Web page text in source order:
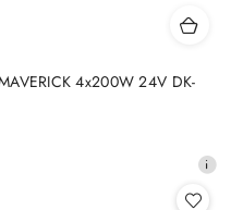
4x200W 24V DK-